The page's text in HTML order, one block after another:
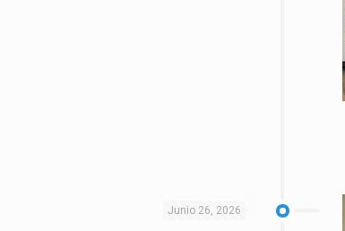
Junio 26, 2026